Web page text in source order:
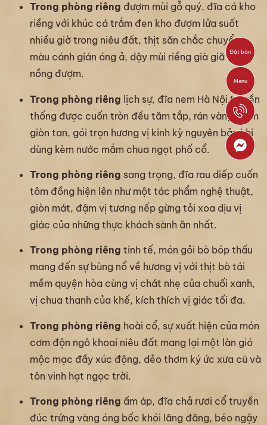
Đặt bàn
Menu
Trong phòng riêng đượm mùi gỗ quý, đĩa cá kho
riềng với khúc cá trắm đen kho đượm lửa suốt
nhiều giờ trong niêu đất, thịt săn chắc chuyển
màu cánh gián óng ả, dậy mùi riềng già giã tay
nồng đượm.
Trong phòng riêng lịch sự, đĩa nem Hà Nội truyền
thống được cuốn tròn đều tăm tắp, rán vàng ruộm
giòn tan, gói trọn hương vị kinh kỳ nguyên bản khi
dùng kèm nước mắm chua ngọt phố cổ.
Trong phòng riêng sang trọng, đĩa rau diếp cuốn
tôm đồng hiện lên như một tác phẩm nghệ thuật,
giòn mát, đậm vị tương nếp gừng tỏi xoa dịu vị
giác của những thực khách sành ăn nhất.
Trong phòng riêng tinh tế, món gỏi bò bóp thấu
mang đến sự bùng nổ về hương vị với thịt bò tái
mềm quyện hòa cùng vị chát nhẹ của chuối xanh,
vị chua thanh của khế, kích thích vị giác tối đa.
Trong phòng riêng hoài cổ, sự xuất hiện của món
cơm độn ngô khoai niêu đất mang lại một làn gió
mộc mạc đầy xúc động, dẻo thơm ký ức xưa cũ và
tôn vinh hạt ngọc trời.
Trong phòng riêng ấm áp, đĩa chả rươi cổ truyền
đúc trứng vàng óng bốc khói lãng đãng, béo ngậy